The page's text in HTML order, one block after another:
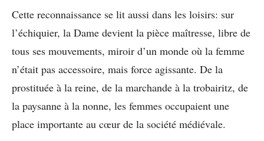
Cette reconnaissance se lit aussi dans les loisirs: sur
l’échiquier, la Dame devient la pièce maîtresse, libre de
tous ses mouvements, miroir d’un monde où la femme
n’était pas accessoire, mais force agissante. De la
prostituée à la reine, de la marchande à la trobairitz, de
la paysanne à la nonne, les femmes occupaient une
place importante au cœur de la société médiévale.